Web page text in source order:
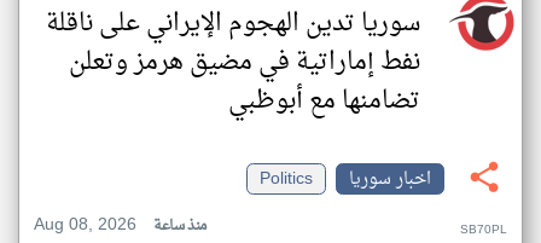
سوريا تدين الهجوم الإيراني على ناقلة
نفط إماراتية في مضيق هرمز وتعلن
تضامنها مع أبوظبي
اخبار سوريا
Politics
Aug 08, 2026
منذ ساعة SB70PL